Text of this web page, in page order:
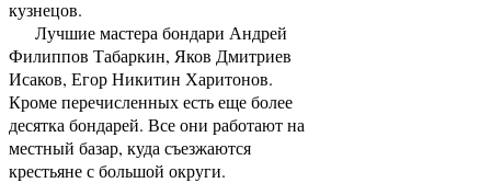
кузнецов.
Лучшие мастера бондари Андрей
Филиппов Табаркин, Яков Дмитриев
Исаков, Егор Никитин Харитонов.
Кроме перечисленных есть еще более
десятка бондарей. Все они работают на
местный базар, куда съезжаются
крестьяне с большой округи.